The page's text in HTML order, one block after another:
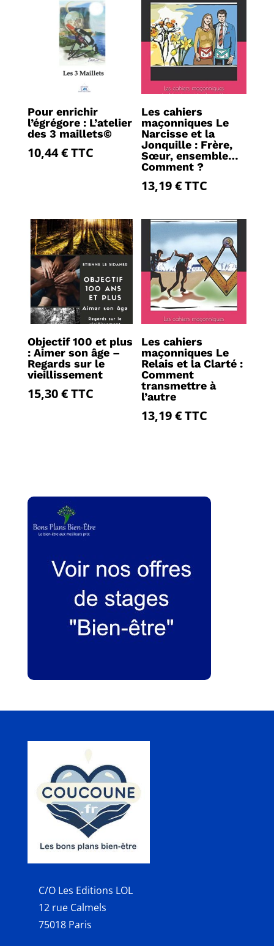
Pour enrichir
l’égrégore : L’atelier
des 3 maillets©
10,44€TTC
Les cahiers
maçonniques Le
Narcisse et la
Jonquille : Frère,
Sœur, ensemble…
Comment ?
13,19€TTC
Objectif 100 et plus
: Aimer son âge –
Regards sur le
vieillissement
15,30€TTC
Les cahiers
maçonniques Le
Relais et la Clarté :
Comment
transmettre à
l’autre
13,19€TTC
C/O Les Editions LOL
12 rue Calmels
75018 Paris